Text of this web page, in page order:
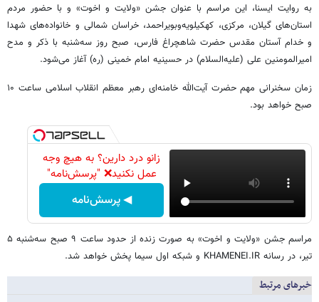
به روایت ایسنا، این‌ مراسم با عنوان جشن «ولایت و اخوت» و با حضور مردم
استان‌های گیلان، مرکزی، کهکیلویه‌وبویراحمد، خراسان شمالی و خانواده‌های شهدا
و خدام آستان مقدس حضرت شاهچراغ فارس، صبح روز سه‌شنبه با ذکر و مدح
امیرالمومنین علی (علیه‌السلام) در حسینیه امام خمینی (ره) آغاز می‌شود.
زمان سخنرانی مهم حضرت آیت‌الله خامنه‌ای رهبر معظم انقلاب اسلامی ساعت ۱۰
صبح خواهد بود. ️
زانو درد دارین؟ به هیچ وجه
عمل نکنید❌ "پرسش‌نامه"
◀ پرسش‌نامه
مراسم جشن «ولایت و اخوت» به صورت زنده از حدود ساعت ۹ صبح سه‌شنبه ۵
تیر، در رسانه KHAMENEI.IR و شبکه اول سیما پخش خواهد شد.
خبرهای مرتبط